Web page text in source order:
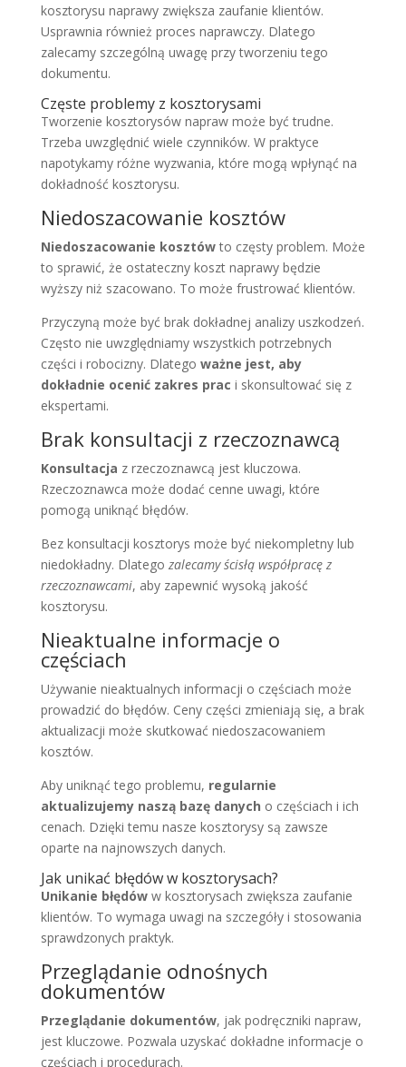
kosztorysu naprawy zwiększa zaufanie klientów.
Usprawnia również proces naprawczy. Dlatego
zalecamy szczególną uwagę przy tworzeniu tego
dokumentu.
Częste problemy z kosztorysami
Tworzenie kosztorysów napraw może być trudne.
Trzeba uwzględnić wiele czynników. W praktyce
napotykamy różne wyzwania, które mogą wpłynąć na
dokładność kosztorysu.
Niedoszacowanie kosztów
Niedoszacowanie kosztówto częsty problem. Może
to sprawić, że ostateczny koszt naprawy będzie
wyższy niż szacowano. To może frustrować klientów.
Przyczyną może być brak dokładnej analizy uszkodzeń.
Często nie uwzględniamy wszystkich potrzebnych
części i robocizny. Dlatego ważne jest, aby
dokładnie ocenić zakres prac i skonsultować się z
ekspertami.
Brak konsultacji z rzeczoznawcą
Konsultacja z rzeczoznawcą jest kluczowa.
Rzeczoznawca może dodać cenne uwagi, które
pomogą uniknąć błędów.
Bez konsultacji kosztorys może być niekompletny lub
niedokładny. Dlatego zalecamy ścisłą współpracę z
rzeczoznawcami, aby zapewnić wysoką jakość
kosztorysu.
Nieaktualne informacje o
częściach
Używanie nieaktualnych informacji o częściach może
prowadzić do błędów. Ceny części zmieniają się, a brak
aktualizacji może skutkować niedoszacowaniem
kosztów.
Aby uniknąć tego problemu, regularnie
aktualizujemy naszą bazę danych o częściach i ich
cenach. Dzięki temu nasze kosztorysy są zawsze
oparte na najnowszych danych.
Jak unikać błędów w kosztorysach?
Unikanie błędóww kosztorysach zwiększa zaufanie
klientów. To wymaga uwagi na szczegóły i stosowania
sprawdzonych praktyk.
Przeglądanie odnośnych
dokumentów
Przeglądanie dokumentów, jak podręczniki napraw,
jest kluczowe. Pozwala uzyskać dokładne informacje o
częściach i procedurach.